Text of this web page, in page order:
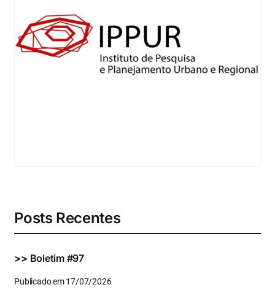
Comunicação
Posts Recentes
>> Boletim #97
Publicado em 17/07/2026